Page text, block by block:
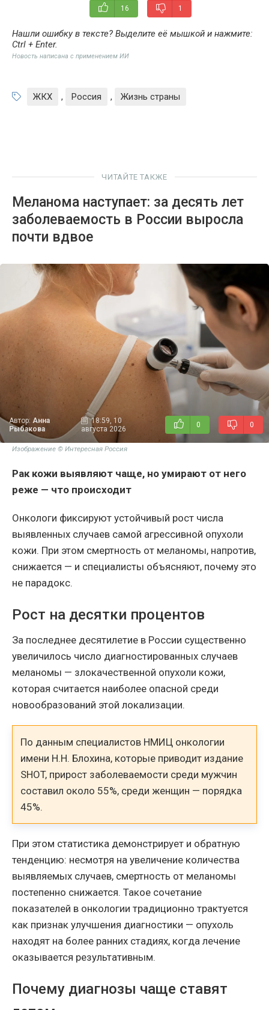
16 1
Нашли ошибку в тексте? Выделите её мышкой и нажмите:
Ctrl + Enter.
Новость написана с применением ИИ
ЖКХ , Россия , Жизнь страны
ЧИТАЙТЕ ТАКЖЕ
Меланома наступает: за десять лет
заболеваемость в России выросла
почти вдвое
Автор: Анна
Рыбакова
18:59, 10
августа 2026
0 0
Изображение © Интересная Россия
Рак кожи выявляют чаще, но умирают от него
реже — что происходит
Онкологи фиксируют устойчивый рост числа
выявленных случаев самой агрессивной опухоли
кожи. При этом смертность от меланомы, напротив,
снижается — и специалисты объясняют, почему это
не парадокс.
Рост на десятки процентов
За последнее десятилетие в России существенно
увеличилось число диагностированных случаев
меланомы — злокачественной опухоли кожи,
которая считается наиболее опасной среди
новообразований этой локализации.
По данным специалистов НМИЦ онкологии
имени Н.Н. Блохина, которые приводит издание
SHOT, прирост заболеваемости среди мужчин
составил около 55%, среди женщин — порядка
45%.
При этом статистика демонстрирует и обратную
тенденцию: несмотря на увеличение количества
выявляемых случаев, смертность от меланомы
постепенно снижается. Такое сочетание
показателей в онкологии традиционно трактуется
как признак улучшения диагностики — опухоль
находят на более ранних стадиях, когда лечение
оказывается результативным.
Почему диагнозы чаще ставят